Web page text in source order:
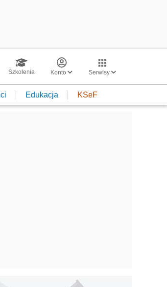
Szkolenia Konto Serwisy
Edukacja KSeF